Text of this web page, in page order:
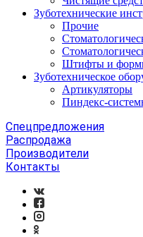
Зуботехнические
Прочие
Штифты и
Зуботехническое
Артикуляторы
Пиндекс-
Спецпредложения
Распродажа
Производители
Контакты